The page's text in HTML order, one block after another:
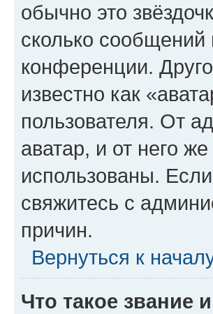
обычно это
сколько
конференции.
известно как
пользователя. От
аватар, и от него
использованы.
свяжитесь с
причин.
Вернуться к
Что такое звание